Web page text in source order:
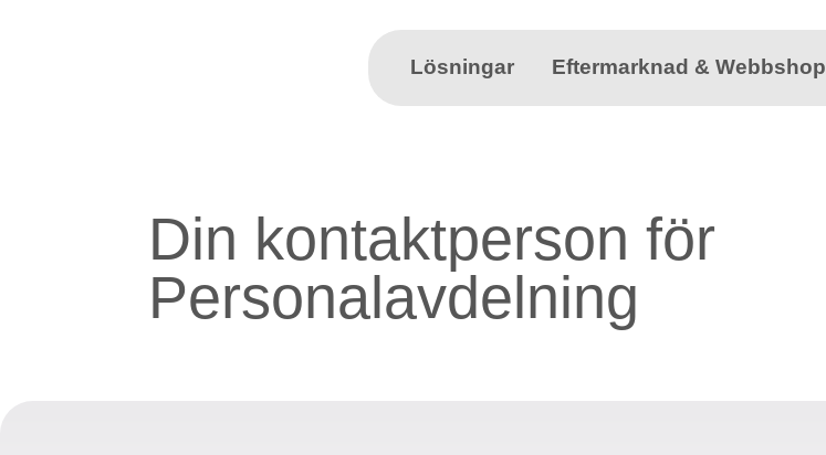
Lösningar Eftermarknad & Webbshop
Din kontaktperson för
Personalavdelning